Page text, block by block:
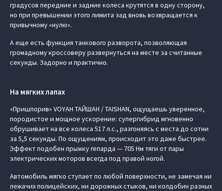
градусов передние и задние колеса крутятся в одну сторону,
но при превышении этого лимита зад вновь возвращается к
привычному «нулю».
А еще есть функция танкового разворота, позволяющая
громадному кроссоверу развернуться на месте за считанные
секунды. Задорно и практично.
На мягких лапах
«Пришпорив» VOYAH ТАЙШАН / TAISHAN, ощущаешь уверенное,
породистое и мощное ускорение: супергибрид мгновенно
обрушивает на все колеса 517 л.с., разгоняясь с места до сотни
за 5,5 секунды. По ощущениям, происходит это даже быстрее.
Эффект подобен прыжку гепарда — 705 Нм тяги от пары
электрических моторов всегда под правой ногой.
Автомобиль мягко ступает по любой поверхности, не замечая ни
лежачих полицейских, ни дорожных стыков, ни колдобин разных